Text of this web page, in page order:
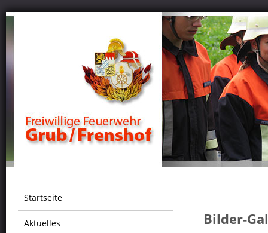
Startseite
Aktuelles Bilder-